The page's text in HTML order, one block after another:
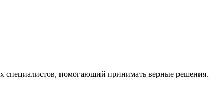
помогающий принимать верные решения.